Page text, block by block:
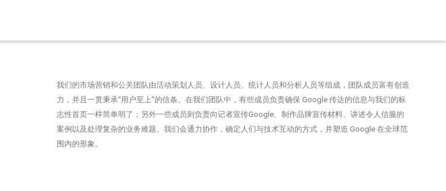
我们的市场营销和公关团队由活动策划人员、设计人员、统计人员和分析人员等组成，团队成员富有创造
力，并且一贯秉承“用户至上”的信条。在我们团队中，有些成员负责确保 Google 传达的信息与我们的标
志性首页一样简单明了；另外一些成员则负责向记者宣传Google、制作品牌宣传材料、讲述令人信服的
案例以及处理复杂的业务难题。我们会通力协作，确定人们与技术互动的方式，并塑造 Google 在全球范
围内的形象。